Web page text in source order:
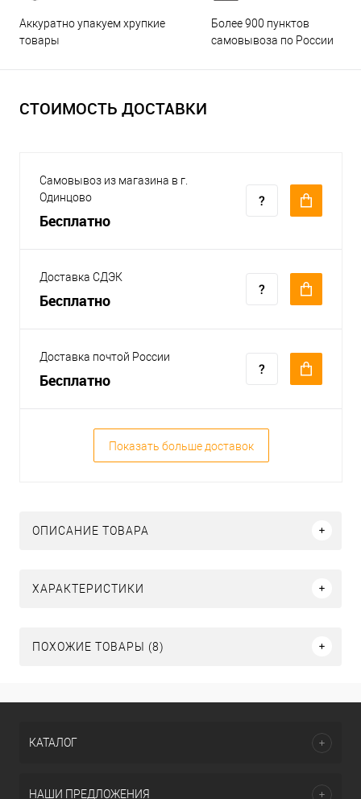
Аккуратно упакуем хрупкие
товары
Более 900 пунктов
самовывоза по России
СТОИМОСТЬ ДОСТАВКИ
Самовывоз из магазина в г.
Одинцово
Бесплатно
Доставка СДЭК
Бесплатно
Доставка почтой России
Бесплатно
Показать больше доставок
ОПИСАНИЕ ТОВАРА
ХАРАКТЕРИСТИКИ
ПОХОЖИЕ ТОВАРЫ (8)
КАТАЛОГ
НАШИ ПРЕДЛОЖЕНИЯ